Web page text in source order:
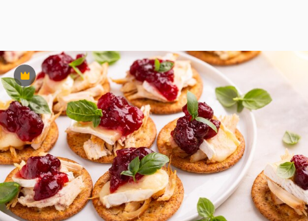
Премиум